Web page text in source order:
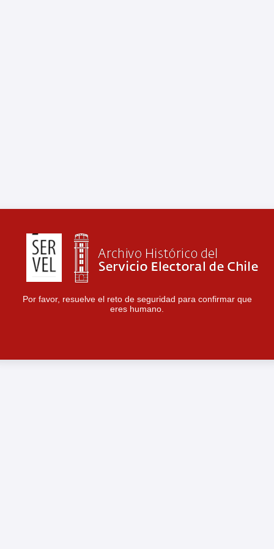
Por favor, resuelve el reto de seguridad para confirmar que
eres humano.